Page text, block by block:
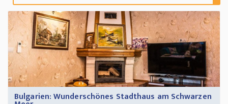
Bulgarien: Wunderschönes Stadthaus am Schwarzen